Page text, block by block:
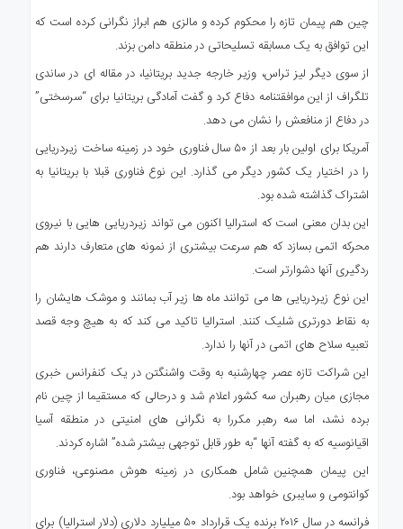
چین هم پیمان تازه را محکوم کرده و مالزی هم ابراز نگرانی کرده است که
این توافق به یک مسابقه تسلیحاتی در منطقه دامن بزند.
از سوی دیگر لیز تراس، وزیر خارجه جدید بریتانیا، در مقاله ای در ساندی
تلگراف از این موافقتنامه دفاع کرد و گفت آمادگی بریتانیا برای “سرسختی”
در دفاع از منافعش را نشان می دهد.
آمریکا برای اولین بار بعد از ۵۰ سال فناوری خود در زمینه ساخت زیردریایی
را در اختیار یک کشور دیگر می گذارد. این نوع فناوری قبلا با بریتانیا به
اشتراک گذاشته شده بود.
این بدان معنی است که استرالیا اکنون می تواند زیردریایی هایی با نیروی
محرکه اتمی بسازد که هم سرعت بیشتری از نمونه های متعارف دارند هم
ردگیری آنها دشوارتر است.
این نوع زیردریایی ها می توانند ماه ها زیر آب بمانند و موشک هایشان را
به نقاط دورتری شلیک کنند. استرالیا تاکید می کند که به هیچ وجه قصد
تعبیه سلاح های اتمی در آنها را ندارد.
این شراکت تازه عصر چهارشنبه به وقت واشنگتن در یک کنفرانس خبری
مجازی میان رهبران سه کشور اعلام شد و درحالی که مستقیما از چین نام
برده نشد، اما سه رهبر مکررا به نگرانی های امنیتی در منطقه آسیا
اقیانوسیه که به گفته آنها “به طور قابل توجهی بیشتر شده” اشاره کردند.
این پیمان همچنین شامل همکاری در زمینه هوش مصنوعی، فناوری
کوانتومی و سایبری خواهد بود.
فرانسه در سال ۲۰۱۶ برنده یک قرارداد ۵۰ میلیارد دلاری (دلار استرالیا) برای